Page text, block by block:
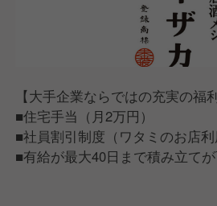
理部門やマーケティング・店舗開
【大手企業ならではの充実の福
■住宅手当（月2万円）
■社員割引制度（ワタミのお店利
■有給が最大40日まで積み立て